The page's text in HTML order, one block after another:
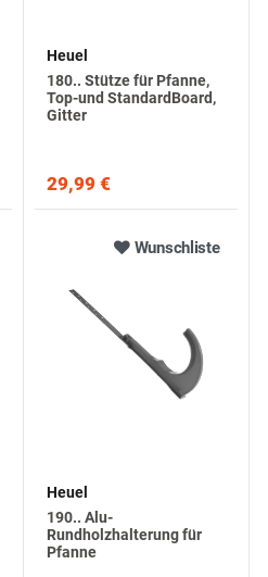
Heuel
180.. Stütze für Pfanne,
Top-und StandardBoard,
Gitter
29,99 €
Wunschliste
Heuel
190.. Alu-
Rundholzhalterung für
Pfanne